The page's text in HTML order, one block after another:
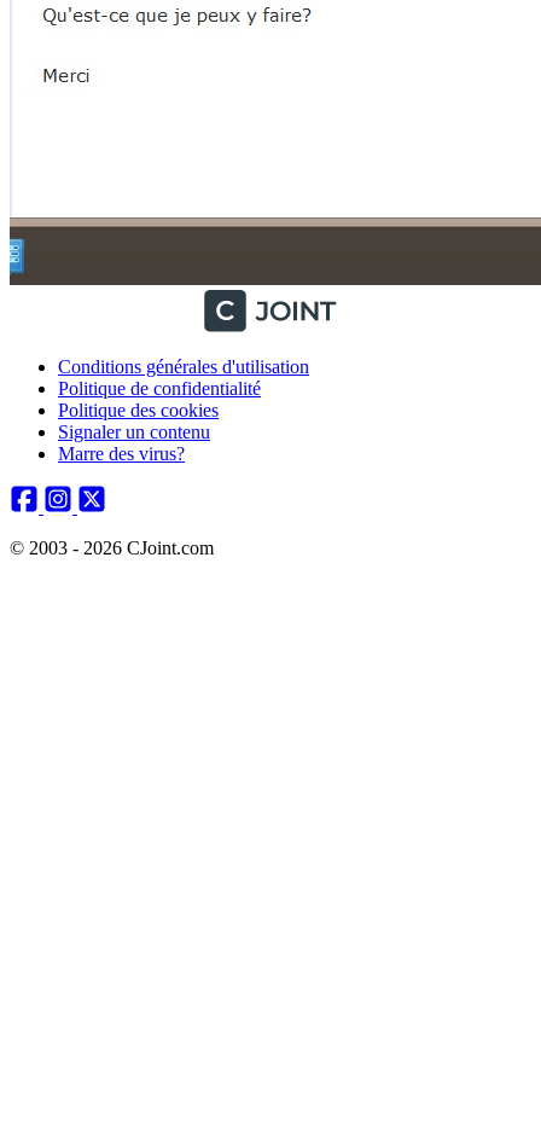
Conditions générales d'utilisation
Politique de confidentialité
Politique des cookies
Signaler un contenu
Marre des virus?
© 2003 - 2026 CJoint.com